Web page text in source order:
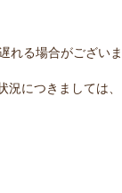
れる場合がございま
につきましては、